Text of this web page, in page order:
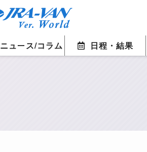
ニュース/コラム 日程・結果